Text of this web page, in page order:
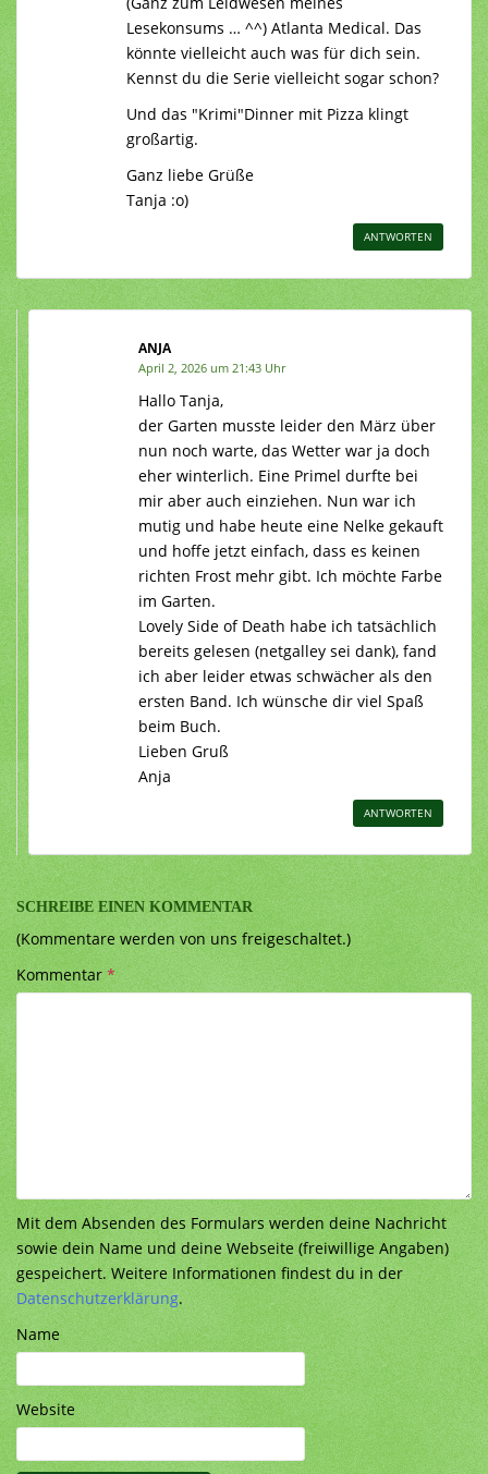
Lesekonsums … ^^) Atlanta Medical. Das
könnte vielleicht auch was für dich sein.
Kennst du die Serie vielleicht sogar schon?
Und das "Krimi"Dinner mit Pizza klingt
großartig.
Ganz liebe Grüße
Tanja :o)
ANTWORTEN
ANJA
April 2, 2026 um 21:43 Uhr
Hallo Tanja,
der Garten musste leider den März über
nun noch warte, das Wetter war ja doch
eher winterlich. Eine Primel durfte bei
mir aber auch einziehen. Nun war ich
mutig und habe heute eine Nelke gekauft
und hoffe jetzt einfach, dass es keinen
richten Frost mehr gibt. Ich möchte Farbe
im Garten.
Lovely Side of Death habe ich tatsächlich
bereits gelesen (netgalley sei dank), fand
ich aber leider etwas schwächer als den
ersten Band. Ich wünsche dir viel Spaß
beim Buch.
Lieben Gruß
Anja
ANTWORTEN
SCHREIBE EINEN KOMMENTAR
(Kommentare werden von uns freigeschaltet.)
Kommentar*
Mit dem Absenden des Formulars werden deine Nachricht
sowie dein Name und deine Webseite (freiwillige Angaben)
gespeichert. Weitere Informationen findest du in der
Datenschutzerklärung.
Name
Website